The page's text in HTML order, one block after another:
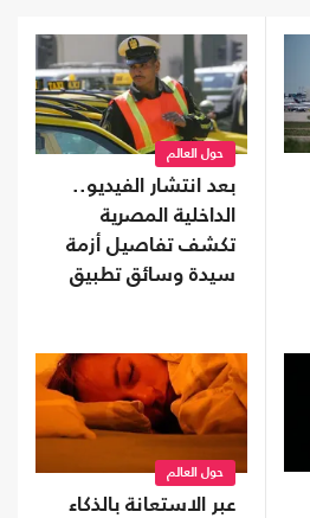
حول العالم
بعد انتشار الفيديو..
الداخلية المصرية
تكشف تفاصيل أزمة
سيدة وسائق تطبيق
حول العالم
عبر الاستعانة بالذكاء